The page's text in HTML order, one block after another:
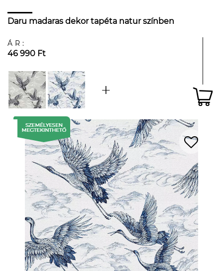
Daru madaras dekor tapéta natur színben
ÁR:
46 990 Ft